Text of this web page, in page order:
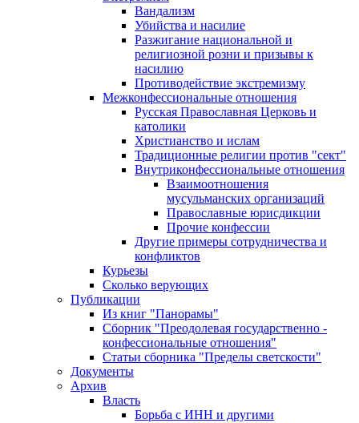
Вандализм
Убийства и насилие
Разжигание национальной и
религиозной розни и призывы к
насилию
Противодействие экстремизму
Межконфессиональные отношения
Русская Православная Церковь и
католики
Христианство и ислам
Традиционные религии против "сект"
Внутриконфессиональные отношения
Взаимоотношения
мусульманских организаций
Православные юрисдикции
Прочие конфессии
Другие примеры сотрудничества и
конфликтов
Курьезы
Сколько верующих
Публикации
Из книг "Панорамы"
Сборник "Преодолевая государственно -
конфессиональные отношения"
Статьи сборника "Пределы светскости"
Документы
Архив
Власть
Борьба с ИНН и другими